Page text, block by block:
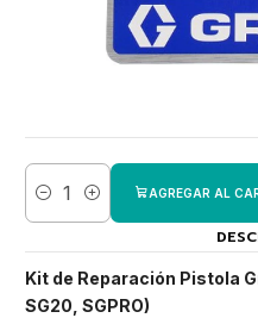
Cantidad
AGREGAR AL
Kit de Reparación Pistola
SG20, SGPRO)